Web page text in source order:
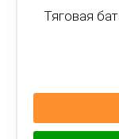
Тяговая